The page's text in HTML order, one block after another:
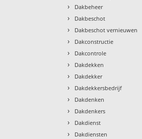
› Dakbeheer
› Dakbeschot
› Dakbeschot vernieuwen
› Dakconstructie
› Dakcontrole
› Dakdekken
› Dakdekker
› Dakdekkersbedrijf
› Dakdenken
› Dakdenkers
› Dakdienst
› Dakdiensten